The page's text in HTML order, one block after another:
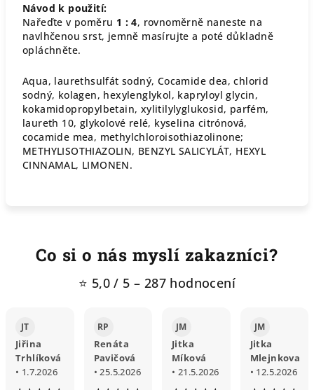
Návod k použití:
Nařeďte v poměru 1 : 4, rovnoměrně naneste na
navlhčenou srst, jemně masírujte a poté důkladně
opláchněte.
Aqua, laurethsulfát sodný, Cocamide dea, chlorid
sodný, kolagen, hexylenglykol, kapryloyl glycin,
kokamidopropylbetain, xylitilylyglukosid, parfém,
laureth 10, glykolové relé, kyselina citrónová,
cocamide mea, methylchloroisothiazolinone;
METHYLISOTHIAZOLIN, BENZYL SALICYLÁT, HEXYL
CINNAMAL, LIMONEN.
Co si o nás myslí zakazníci?
⭐ 5,0 / 5 – 287 hodnocení
JT
Jiřina
Trhlíková
• 1.7.2026
RP
Renáta
Pavičová
• 25.5.2026
JM
Jitka
Míková
• 21.5.2026
JM
Jitka
Mlejnkova
• 12.5.2026